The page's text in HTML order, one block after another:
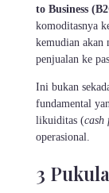
to Business
komoditasnya
kemudian akan
penjualan ke
Ini bukan
fundamental
likuiditas (cash
operasional.
3